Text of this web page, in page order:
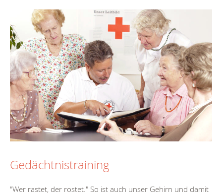
Gedächtnistraining
"Wer rastet, der rostet." So ist auch unser Gehirn und damit